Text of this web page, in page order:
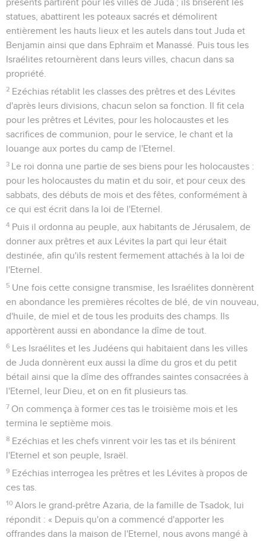
présents partirent pour les villes de Juda ; ils brisèrent les
statues, abattirent les poteaux sacrés et démolirent
entièrement les hauts lieux et les autels dans tout Juda et
Benjamin ainsi que dans Ephraïm et Manassé. Puis tous les
Israélites retournèrent dans leurs villes, chacun dans sa
propriété.
2 Ezéchias rétablit les classes des prêtres et des Lévites
d'après leurs divisions, chacun selon sa fonction. Il fit cela
pour les prêtres et Lévites, pour les holocaustes et les
sacrifices de communion, pour le service, le chant et la
louange aux portes du camp de l'Eternel.
3 Le roi donna une partie de ses biens pour les holocaustes :
pour les holocaustes du matin et du soir, et pour ceux des
sabbats, des débuts de mois et des fêtes, conformément à
ce qui est écrit dans la loi de l'Eternel.
4 Puis il ordonna au peuple, aux habitants de Jérusalem, de
donner aux prêtres et aux Lévites la part qui leur était
destinée, afin qu'ils restent fermement attachés à la loi de
l'Eternel.
5 Une fois cette consigne transmise, les Israélites donnèrent
en abondance les premières récoltes de blé, de vin nouveau,
d'huile, de miel et de tous les produits des champs. Ils
apportèrent aussi en abondance la dîme de tout.
6 Les Israélites et les Judéens qui habitaient dans les villes
de Juda donnèrent eux aussi la dîme du gros et du petit
bétail ainsi que la dîme des offrandes saintes consacrées à
l'Eternel, leur Dieu, et on en fit plusieurs tas.
7 On commença à former ces tas le troisième mois et les
termina le septième mois.
8 Ezéchias et les chefs vinrent voir les tas et ils bénirent
l'Eternel et son peuple, Israël.
9 Ezéchias interrogea les prêtres et les Lévites à propos de
ces tas.
10 Alors le grand-prêtre Azaria, de la famille de Tsadok, lui
répondit : « Depuis qu'on a commencé d'apporter les
offrandes dans la maison de l'Eternel, nous avons mangé à